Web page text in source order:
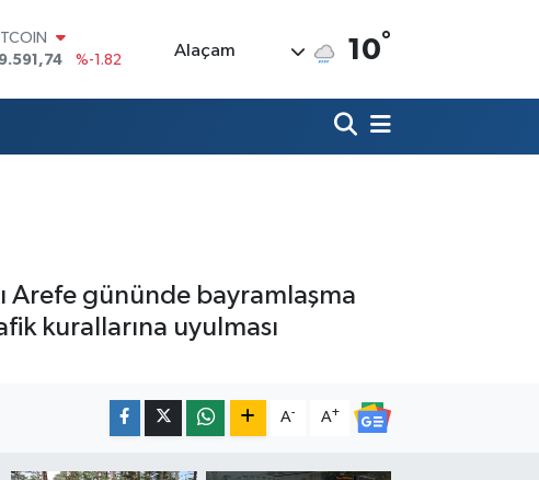
%0.02
Alaçam 10°
Arefe gününde bayramlaşma
kurallarına uyulması
A- A+